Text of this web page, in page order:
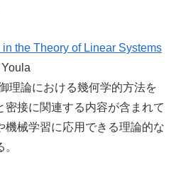
the Theory of Linear Systems
理論における幾何学的方法を
接に関連する内容が含まれて
機械学習に応用できる理論的な